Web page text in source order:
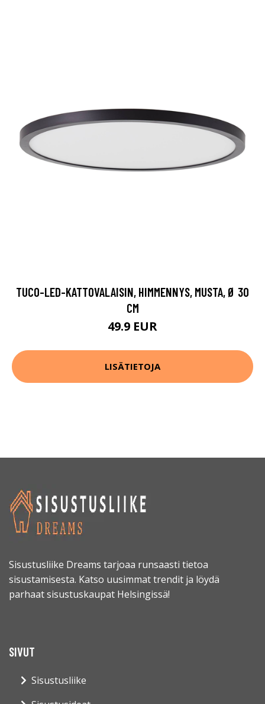
TUCO-LED-KATTOVALAISIN, HIMMENNYS, MUSTA, Ø 30
CM
49.9 EUR
LISÄTIETOJA
Sisustusliike Dreams tarjoaa runsaasti tietoa
sisustamisesta. Katso uusimmat trendit ja löydä
parhaat sisustuskaupat Helsingissä!
SIVUT
Sisustusliike